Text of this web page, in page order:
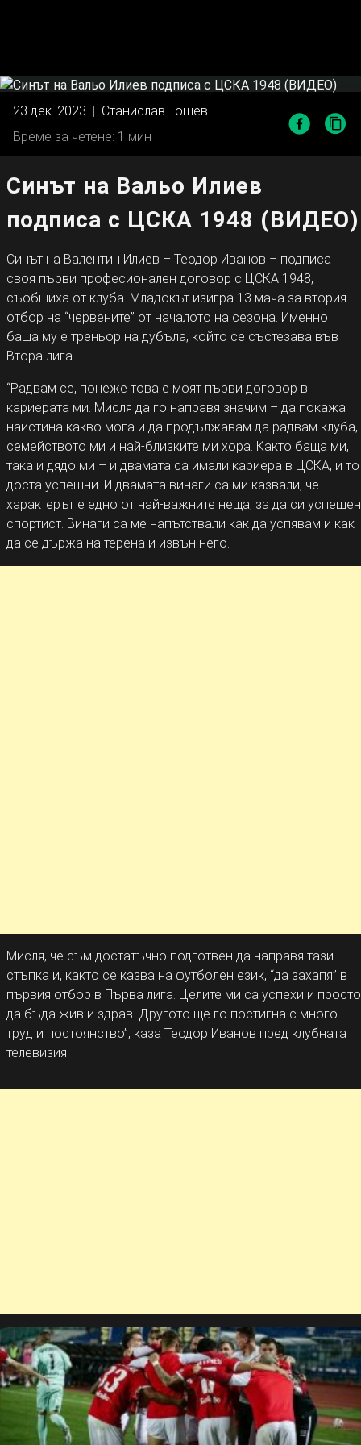
23 дек. 2023 | Станислав Тошев
Време за четене: 1 мин
Синът на Вальо Илиев
подписа с ЦСКА 1948 (ВИДЕО)
Синът на Валентин Илиев – Теодор Иванов – подписа
своя първи професионален договор с ЦСКА 1948,
съобщиха от клуба. Младокът изигра 13 мача за втория
отбор на “червените” от началото на сезона. Именно
баща му е треньор на дубъла, който се състезава във
Втора лига.
“Радвам се, понеже това е моят първи договор в
кариерата ми. Мисля да го направя значим – да покажа
наистина какво мога и да продължавам да радвам клуба,
семейството ми и най-близките ми хора. Както баща ми,
така и дядо ми – и двамата са имали кариера в ЦСКА, и то
доста успешни. И двамата винаги са ми казвали, че
характерът е едно от най-важните неща, за да си успешен
спортист. Винаги са ме напътствали как да успявам и как
да се държа на терена и извън него.
Мисля, че съм достатъчно подготвен да направя тази
стъпка и, както се казва на футболен език, “да захапя” в
първия отбор в Първа лига. Целите ми са успехи и просто
да бъда жив и здрав. Другото ще го постигна с много
труд и постоянство”, каза Теодор Иванов пред клубната
телевизия.